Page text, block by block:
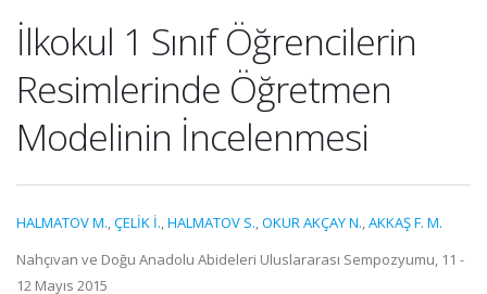
İlkokul 1 Sınıf Öğrencilerin
Resimlerinde Öğretmen
Modelinin İncelenmesi
HALMATOV M.,ÇELİK İ.,HALMATOV S.,OKUR AKÇAY N.,AKKAŞ F. M.
Nahçıvan ve Doğu Anadolu Abideleri Uluslararası Sempozyumu, 11 -
12 Mayıs 2015